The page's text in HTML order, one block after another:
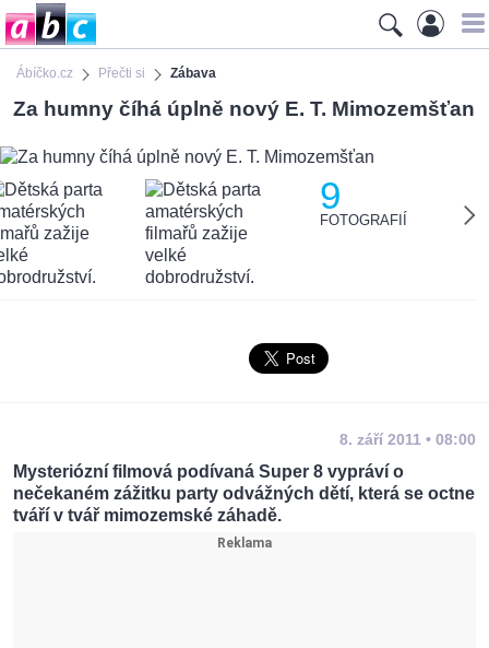
Ábíčko.cz Přečti si Zábava
Za humny číhá úplně nový E. T. Mimozemšťan
9
FOTOGRAFIÍ
8. září 2011 • 08:00
Mysteriózní filmová podívaná Super 8 vypráví o
nečekaném zážitku party odvážných dětí, která se octne
tváří v tvář mimozemské záhadě.